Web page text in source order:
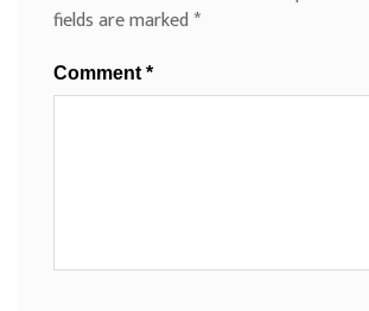
fields are marked*
Comment *